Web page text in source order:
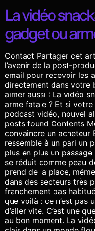
La vidéo
gadget ou
Contact Partager cet
l’avenir de la post-
email pour recevoir les
directement dans votre
aimer aussi : La vidéo
arme fatale ? Et si
podcast vidéo, nouvel
posts found Contents
convaincre un acheteur
ressemble à un pari un
plus en plus un
se réduit comme peau
prend de la place,
dans des secteurs très
franchement pas
que voilà : ce n’est pas
d’aller vite. C’est une
au bon moment. La